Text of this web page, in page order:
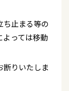
ち止まる等の
よっては移動
りいたしま